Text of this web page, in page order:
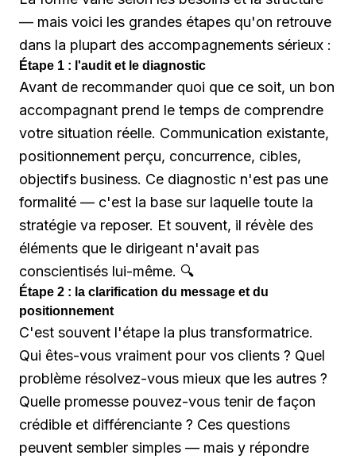
— mais voici les grandes étapes qu'on retrouve
dans la plupart des accompagnements sérieux :
Étape 1 : l'audit et le diagnostic
Avant de recommander quoi que ce soit, un bon
accompagnant prend le temps de comprendre
votre situation réelle. Communication existante,
positionnement perçu, concurrence, cibles,
objectifs business. Ce diagnostic n'est pas une
formalité — c'est la base sur laquelle toute la
stratégie va reposer. Et souvent, il révèle des
éléments que le dirigeant n'avait pas
conscientisés lui-même. 🔍
Étape 2 : la clarification du message et du
positionnement
C'est souvent l'étape la plus transformatrice.
Qui êtes-vous vraiment pour vos clients ? Quel
problème résolvez-vous mieux que les autres ?
Quelle promesse pouvez-vous tenir de façon
crédible et différenciante ? Ces questions
peuvent sembler simples — mais y répondre